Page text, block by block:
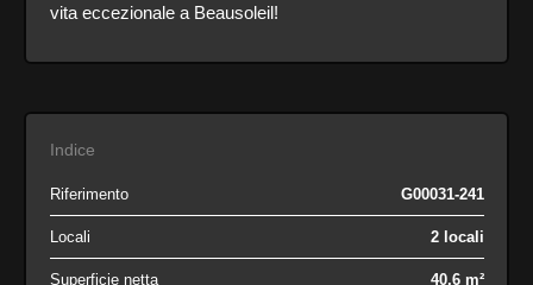
vita eccezionale a Beausoleil!
Indice
Riferimento G00031-241
Locali 2 locali
Superficie netta 40.6 m²